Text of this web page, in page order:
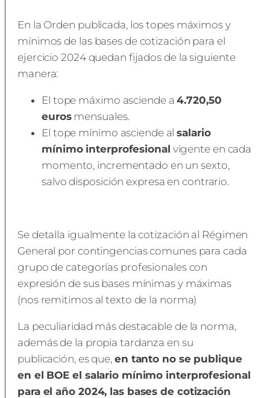
En la Orden publicada, los topes máximos y
mínimos de las bases de cotización para el
ejercicio 2024 quedan fijados de la siguiente
manera:
El tope máximo asciende a4.720,50
eurosmensuales.
El tope mínimo asciende alsalario
mínimo interprofesional vigente en cada
momento, incrementado en un sexto,
salvo disposición expresa en contrario.
Se detalla igualmente la cotización al Régimen
General por contingencias comunes para cada
grupo de categorías profesionales con
expresión de sus bases mínimas y máximas
(nos remitimos al texto de la norma)
La peculiaridad más destacable de la norma,
además de la propia tardanza en su
publicación, es que, en tanto no se publique
en el BOE el salario mínimo interprofesional
para el año 2024, las bases de cotización